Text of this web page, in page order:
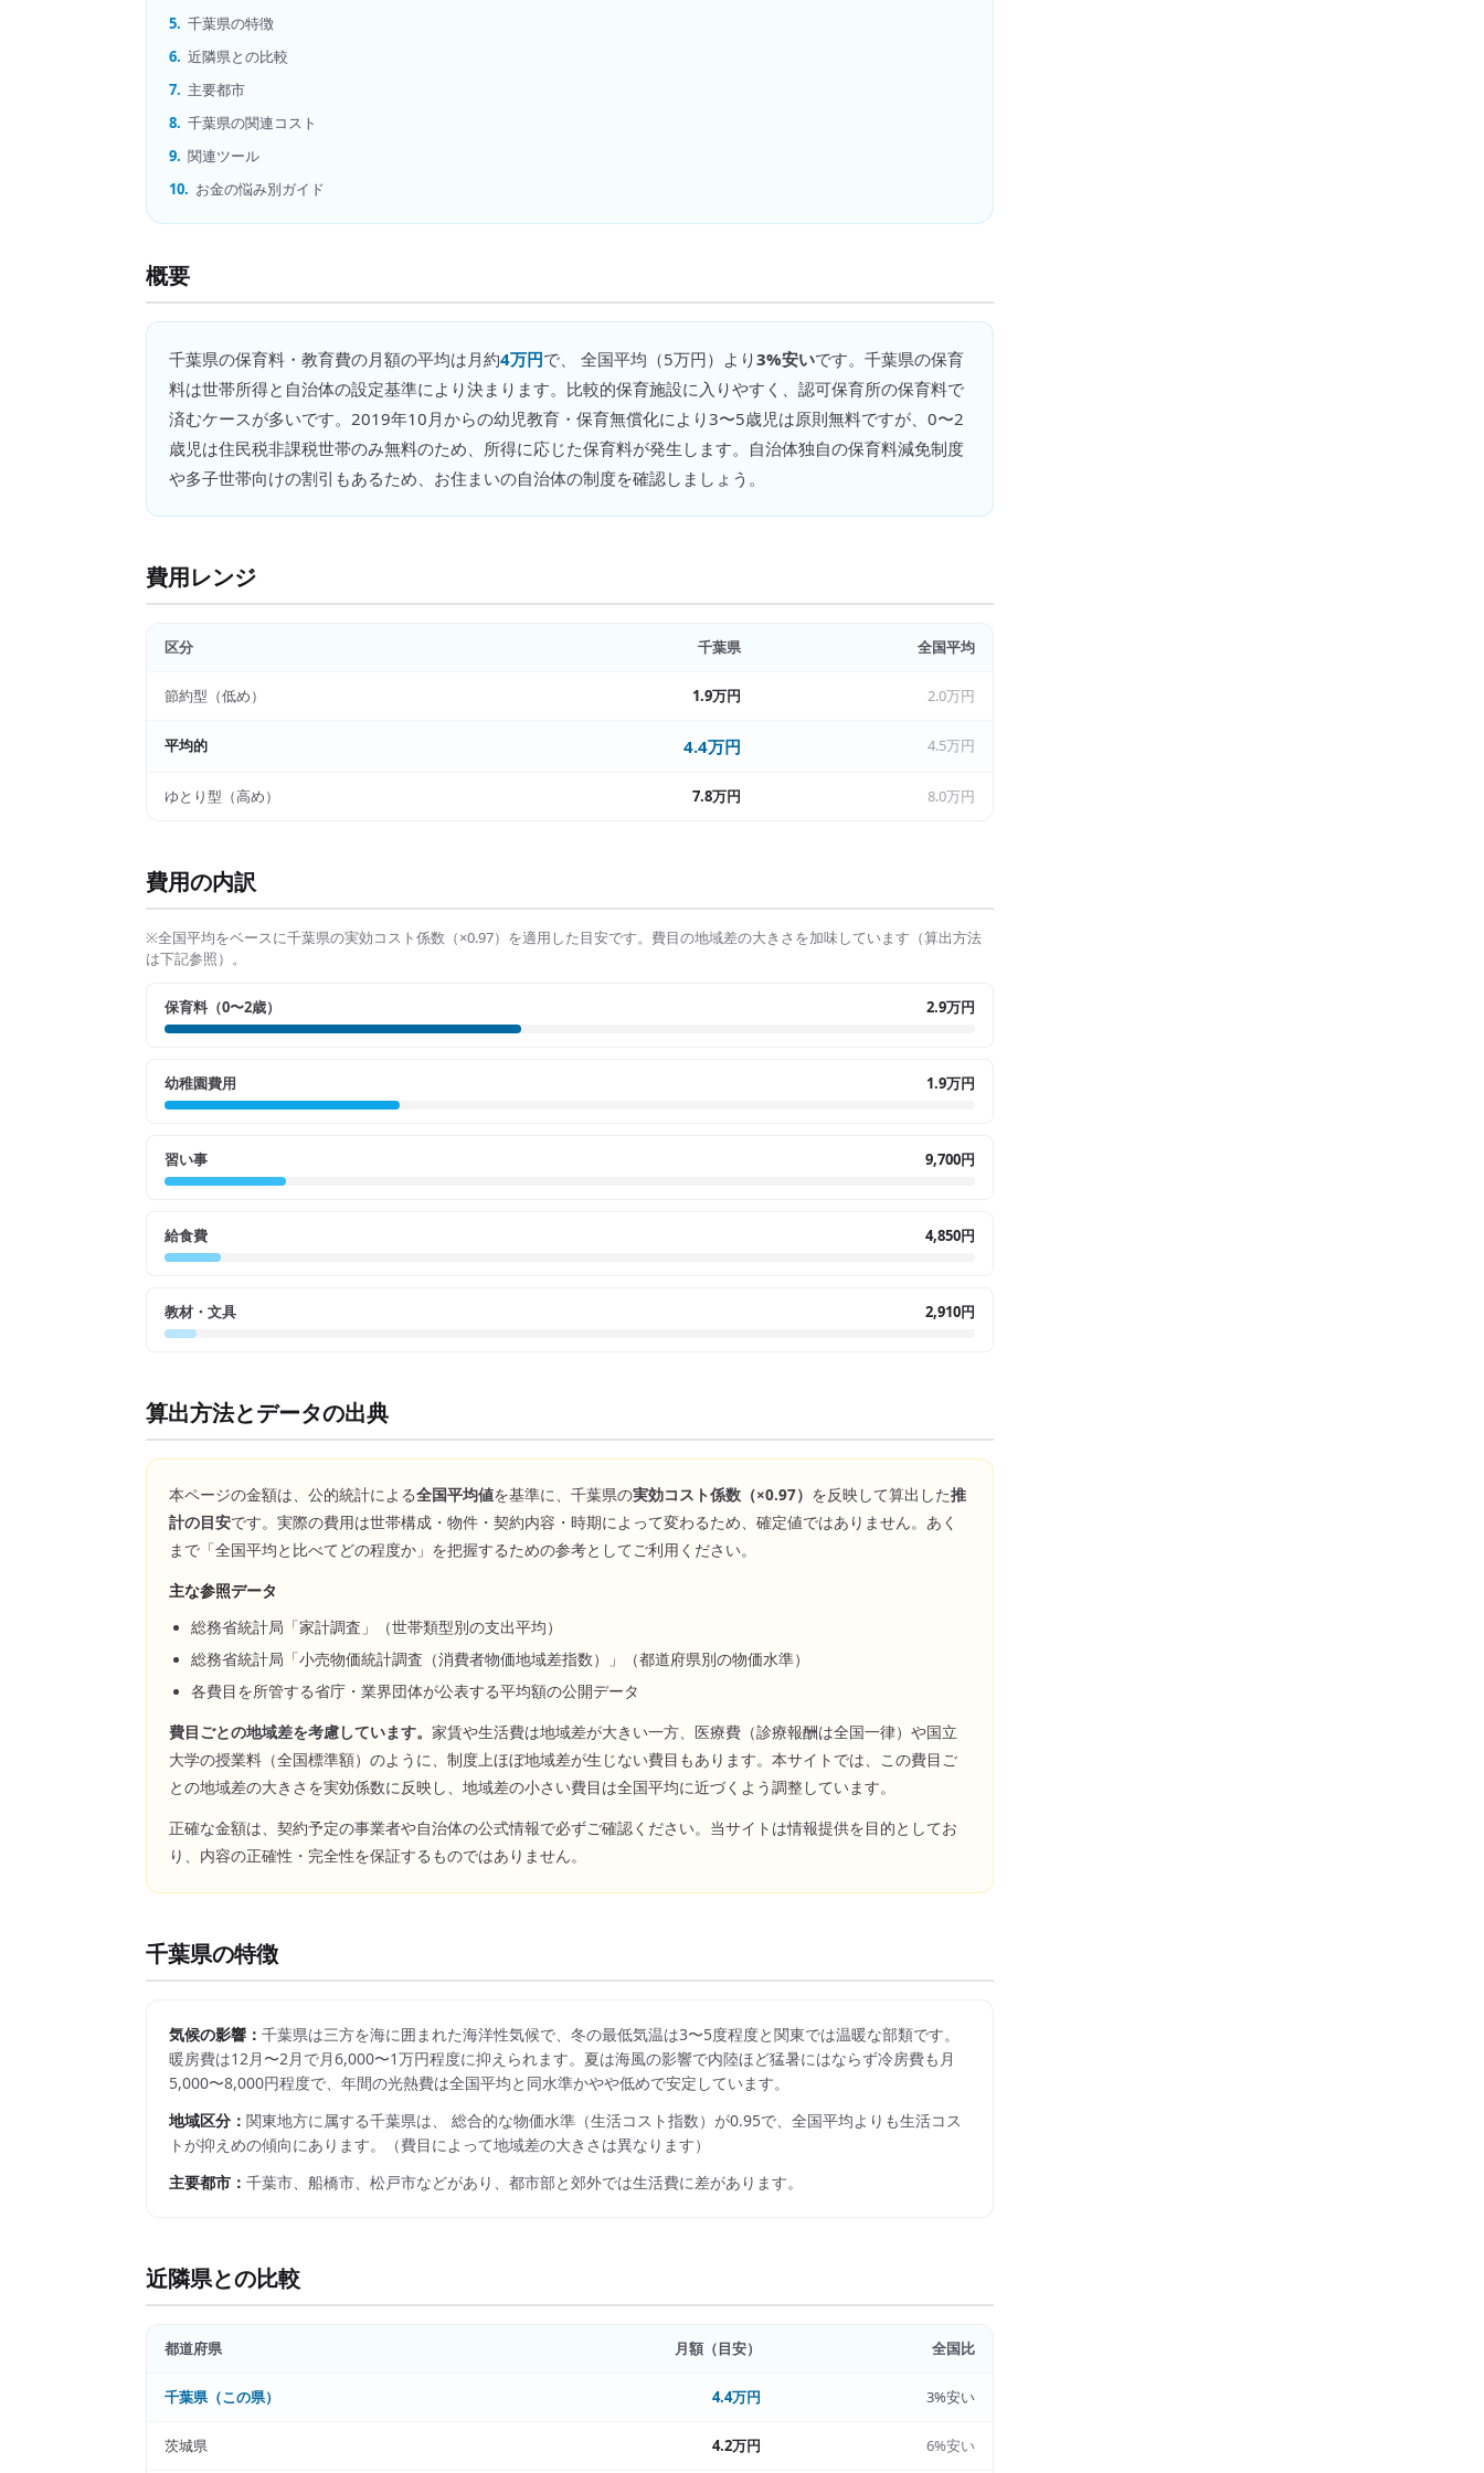
5. 千葉県の特徴
6. 近隣県との比較
7. 主要都市
8. 千葉県の関連コスト
9. 関連ツール
10. お金の悩み別ガイド
概要
千葉県の保育料・教育費の月額の平均は月約4万円で、 全国平均（5万円）より3%安いです。 千葉県の保育
料は世帯所得と自治体の設定基準により決まります。比較的保育施設に入りやすく、認可保育所の保育料で
済むケースが多いです。2019年10月からの幼児教育・保育無償化により3〜5歳児は原則無料ですが、0〜2
歳児は住民税非課税世帯のみ無料のため、所得に応じた保育料が発生します。自治体独自の保育料減免制度
や多子世帯向けの割引もあるため、お住まいの自治体の制度を確認しましょう。
費用レンジ
区分 千葉県 全国平均
節約型（低め） 1.9万円 2.0万円
平均的 4.4万円 4.5万円
ゆとり型（高め） 7.8万円 8.0万円
費用の内訳
※全国平均をベースに千葉県の実効コスト係数（×0.97）を適用した目安です。費目の地域差の大きさを加味しています（算出方法
は下記参照）。
保育料（0〜2歳） 2.9万円
幼稚園費用 1.9万円
習い事 9,700円
給食費 4,850円
教材・文具 2,910円
算出方法とデータの出典
本ページの金額は、公的統計による全国平均値を基準に、 千葉県の実効コスト係数（×0.97） を反映して算出した推
計の目安です。実際の費用は世帯構成・物件・契約内容・時期によって変わるため、確定値ではありません。あく
まで「全国平均と比べてどの程度か」を把握するための参考としてご利用ください。
主な参照データ
総務省統計局「家計調査」（世帯類型別の支出平均）
総務省統計局「小売物価統計調査（消費者物価地域差指数）」（都道府県別の物価水準）
各費目を所管する省庁・業界団体が公表する平均額の公開データ
費目ごとの地域差を考慮しています。 家賃や生活費は地域差が大きい一方、医療費（診療報酬は全国一律）や国立
大学の授業料（全国標準額）のように、制度上ほぼ地域差が生じない費目もあります。本サイトでは、この費目ご
との地域差の大きさを実効係数に反映し、地域差の小さい費目は全国平均に近づくよう調整しています。
正確な金額は、契約予定の事業者や自治体の公式情報で必ずご確認ください。当サイトは情報提供を目的としてお
り、内容の正確性・完全性を保証するものではありません。
千葉県の特徴
気候の影響： 千葉県は三方を海に囲まれた海洋性気候で、冬の最低気温は3〜5度程度と関東では温暖な部類です。
暖房費は12月〜2月で月6,000〜1万円程度に抑えられます。夏は海風の影響で内陸ほど猛暑にはならず冷房費も月
5,000〜8,000円程度で、年間の光熱費は全国平均と同水準かやや低めで安定しています。
地域区分： 関東地方に属する千葉県は、 総合的な物価水準（生活コスト指数）が0.95で、 全国平均よりも生活コス
トが抑えめの傾向にあります。
（費目によって地域差の大きさは異なります）
主要都市： 千葉市、船橋市、松戸市などがあり、都市部と郊外では生活費に差があります。
近隣県との比較
都道府県 月額（目安） 全国比
千葉県（この県） 4.4万円 3%安い
茨城県 4.2万円 6%安い